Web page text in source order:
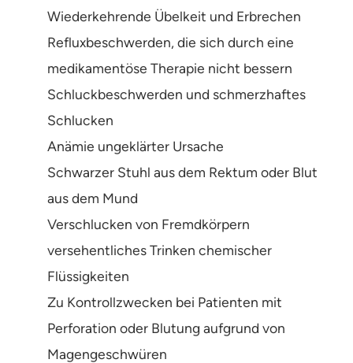
Wiederkehrende Übelkeit und Erbrechen
Refluxbeschwerden, die sich durch eine
medikamentöse Therapie nicht bessern
Schluckbeschwerden und schmerzhaftes
Schlucken
Anämie ungeklärter Ursache
Schwarzer Stuhl aus dem Rektum oder Blut
aus dem Mund
Verschlucken von Fremdkörpern
versehentliches Trinken chemischer
Flüssigkeiten
Zu Kontrollzwecken bei Patienten mit
Perforation oder Blutung aufgrund von
Magengeschwüren